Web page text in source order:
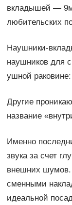
вкладышей —
любительских
Наушники-
наушников для
ушной раковине:
Другие
название
Именно
звука за счет
внешних шумов.
сменными
идеальной